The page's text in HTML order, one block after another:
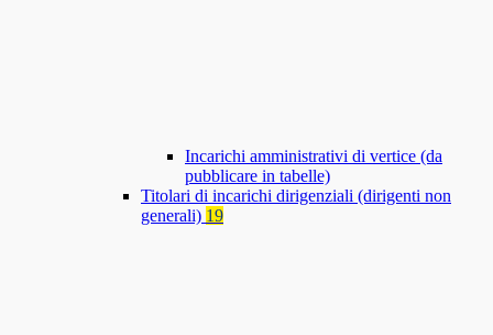
Incarichi amministrativi di vertice (da
pubblicare in tabelle)
Titolari di incarichi dirigenziali (dirigenti non
generali) 19